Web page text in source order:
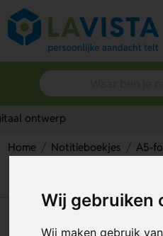
Wij gebruiken
Wij maken gebruik
Home Notitieboekjes
A5-
Pocket Eco A5